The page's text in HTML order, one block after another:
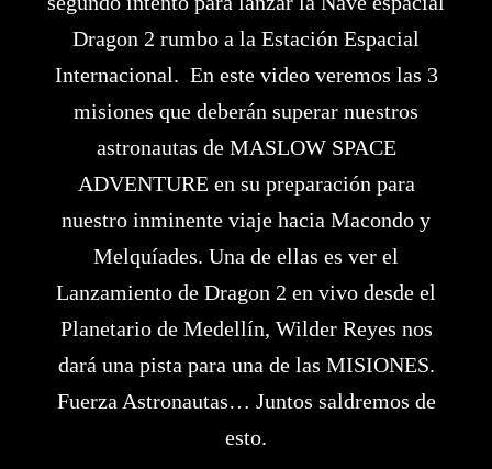
Dragon 2 rumbo a la Estación Espacial
Internacional. En este video veremos las 3
misiones que deberán superar nuestros
astronautas de MASLOW SPACE
ADVENTURE en su preparación para
nuestro inminente viaje hacia Macondo y
Melquíades. Una de ellas es ver el
Lanzamiento de Dragon 2 en vivo desde el
Planetario de Medellín, Wilder Reyes nos
dará una pista para una de las MISIONES.
Fuerza Astronautas… Juntos saldremos de
esto.